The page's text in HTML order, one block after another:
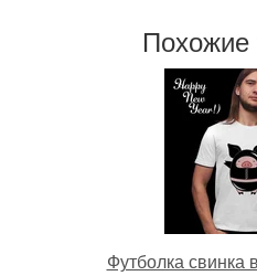
Похожие
Футболка свинка